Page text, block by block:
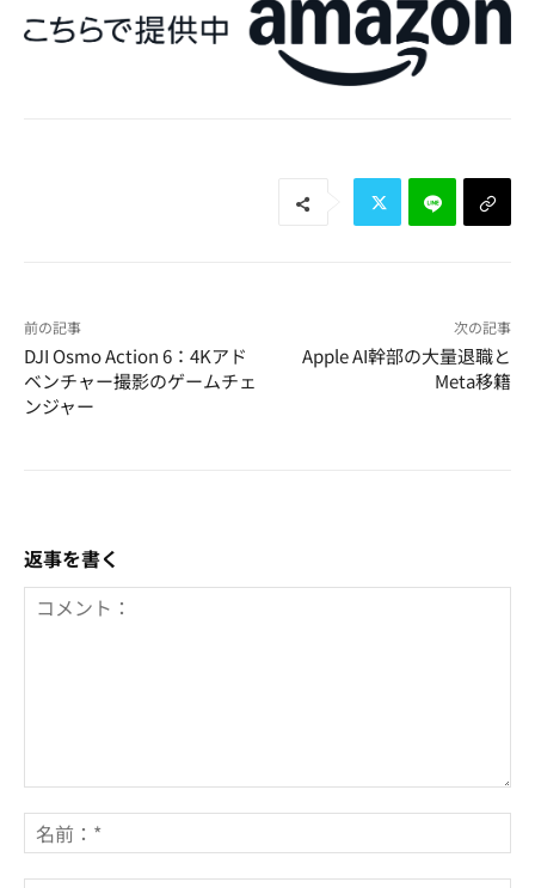
前の記事
DJI Osmo Action 6：4Kアド
ベンチャー撮影のゲームチェ
ンジャー
次の記事
Apple AI幹部の大量退職と
Meta移籍
返事を書く
メ
ン
ト：
前
*